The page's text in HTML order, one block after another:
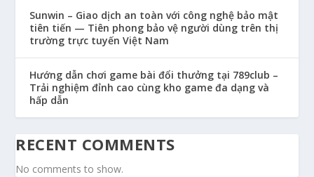
Sunwin – Giao dịch an toàn với công nghệ bảo mật
tiên tiến — Tiên phong bảo vệ người dùng trên thị
trường trực tuyến Việt Nam
Hướng dẫn chơi game bài đổi thưởng tại 789club –
Trải nghiệm đỉnh cao cùng kho game đa dạng và
hấp dẫn
RECENT COMMENTS
No comments to show.